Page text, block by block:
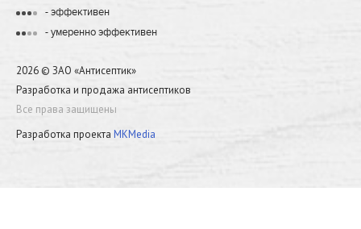
2026 © ЗАО «Антисептик»
Разработка и продажа антисептиков
Все права защищены
Разработка проекта MKMedia
•••
- эффективен
••• - умеренно эффективен